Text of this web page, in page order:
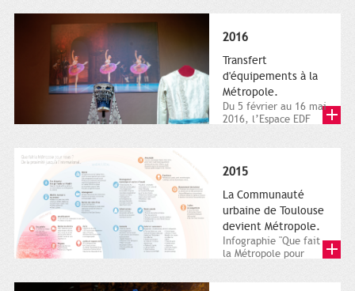
2016
Transfert
d'équipements à la
Métropole.
Du 5 février au 16 mai
2016, l’Espace EDF
2015
La Communauté
urbaine de Toulouse
devient Métropole.
Infographie "Que fait
la Métropole pour